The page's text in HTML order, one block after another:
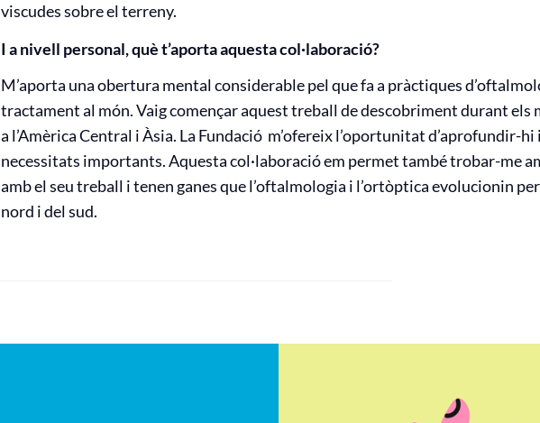
viscudes sobre el terreny.
I a nivell personal, què t’aporta aquesta col·laboració?
M’aporta una obertura mental considerable pel que fa a pràctiques
tractament al món. Vaig començar aquest treball de descobriment durant els
a l’Amèrica Central i Àsia. La Fundació m’ofereix l’oportunitat d’aprofundir-
necessitats importants. Aquesta col·laboració em permet també trobar-me
amb el seu treball i tenen ganes que l’oftalmologia i l’ortòptica evolucionin
nord i del sud.